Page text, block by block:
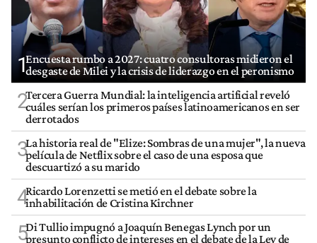
1Encuesta rumbo a 2027: cuatro consultoras midieron el
desgaste de Milei y la crisis de liderazgo en el peronismo
2Tercera Guerra Mundial: la inteligencia artificial reveló
cuáles serían los primeros países latinoamericanos en ser
derrotados
3La historia real de "Elize: Sombras de una mujer", la nueva
película de Netflix sobre el caso de una esposa que
descuartizó a su marido
4Ricardo Lorenzetti se metió en el debate sobre la
inhabilitación de Cristina Kirchner
5Di Tullio impugnó a Joaquín Benegas Lynch por un
presunto conflicto de intereses en el debate de la Ley de